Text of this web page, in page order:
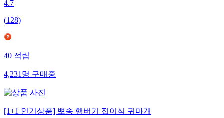
4.7
(128)
40 적립
4,231 명 구매중
[1+1 인기상품] 뽀송 햄버거 접이식 귀마개